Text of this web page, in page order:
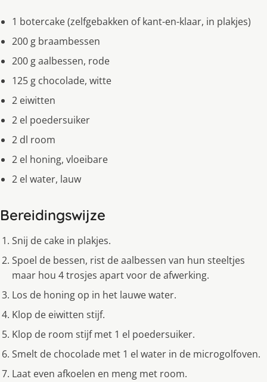
1 botercake (zelfgebakken of kant-en-klaar, in plakjes)
200 g braambessen
200 g aalbessen, rode
125 g chocolade, witte
2 eiwitten
2 el poedersuiker
2 dl room
2 el honing, vloeibare
2 el water, lauw
Bereidingswijze
Snij de cake in plakjes.
Spoel de bessen, rist de aalbessen van hun steeltjes
maar hou 4 trosjes apart voor de afwerking.
Los de honing op in het lauwe water.
Klop de eiwitten stijf.
Klop de room stijf met 1 el poedersuiker.
Smelt de chocolade met 1 el water in de microgolfoven.
Laat even afkoelen en meng met room.